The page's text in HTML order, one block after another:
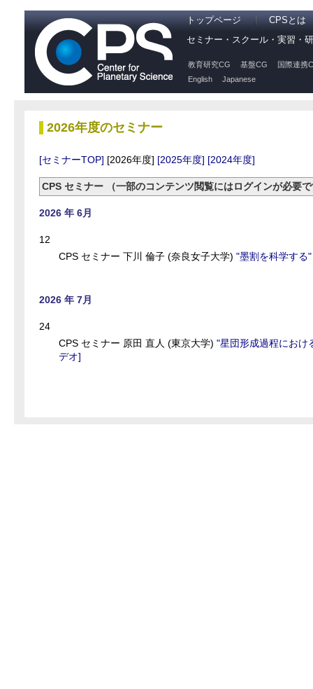
トップページ
CPSとは
セミナー・スクール・実習・
教育研究CG 基盤CG
国際連携
English
Japanese
2026年度のセミナー
[セミナーTOP] [2026年度] [2025年度] [2024年度]
CPS セミナー （一部のコンテンツ閲覧にはログインが必要
2026 年 6月
12
CPS セミナー 下川 倫子 (奈良女子大学) "墨割を科学する"
2026 年 7月
24
CPS セミナー 原田 直人 (東京大学) "星団形成過程におけ
デオ]